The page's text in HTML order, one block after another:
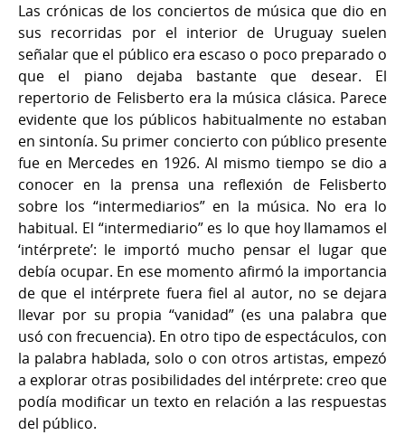
Las crónicas de los conciertos de música que dio en
sus recorridas por el interior de Uruguay suelen
señalar que el público era escaso o poco preparado o
que el piano dejaba bastante que desear. El
repertorio de Felisberto era la música clásica. Parece
evidente que los públicos habitualmente no estaban
en sintonía. Su primer concierto con público presente
fue en Mercedes en 1926. Al mismo tiempo se dio a
conocer en la prensa una reflexión de Felisberto
sobre los “intermediarios” en la música. No era lo
habitual. El “intermediario” es lo que hoy llamamos el
‘intérprete’: le importó mucho pensar el lugar que
debía ocupar. En ese momento afirmó la importancia
de que el intérprete fuera fiel al autor, no se dejara
llevar por su propia “vanidad” (es una palabra que
usó con frecuencia). En otro tipo de espectáculos, con
la palabra hablada, solo o con otros artistas, empezó
a explorar otras posibilidades del intérprete: creo que
podía modificar un texto en relación a las respuestas
del público.